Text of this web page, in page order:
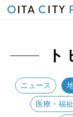
ニュース
医療・福祉